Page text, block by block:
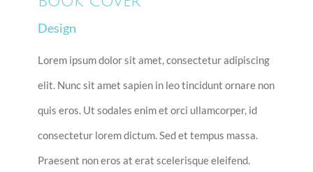
Design
Lorem ipsum dolor sit amet, consectetur adipiscing
elit. Nunc sit amet sapien in leo tincidunt ornare non
quis eros. Ut sodales enim et orci ullamcorper, id
consectetur lorem dictum. Sed et tempus massa.
Praesent non eros at erat scelerisque eleifend.